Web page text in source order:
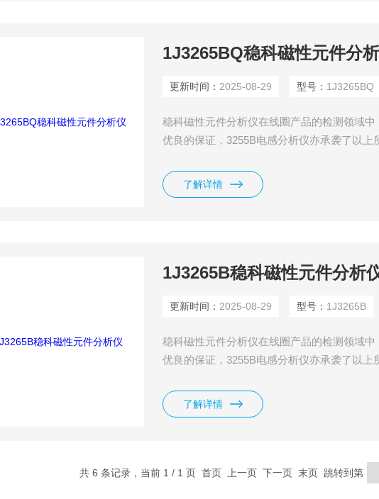
1J3265BQ稳科磁性元件分
更新时间： 2025-08-29 型号： 1J3265BQ
稳科磁性元件分析仪在线圈产品的检测领域
优良的保证，3255B电感分析仪亦承袭了以
了解详情
1J3265B稳科磁性元件分析
更新时间： 2025-08-29 型号： 1J3265B
稳科磁性元件分析仪在线圈产品的检测领域
优良的保证，3255B电感分析仪亦承袭了以
了解详情
共 6 条记录，当前 1 / 1 页 首页 上一页 下一页 末页 跳转到第